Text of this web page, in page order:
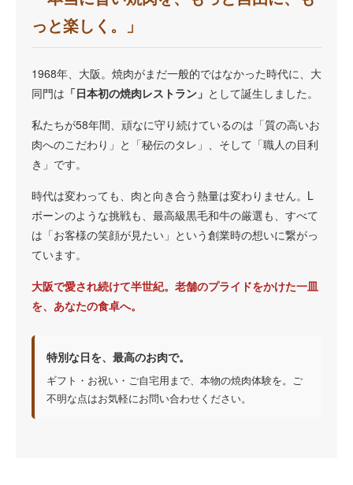
っと楽しく。」
1968年、大阪。焼肉がまだ一般的ではなかった時代に、大
同門は 「日本初の焼肉レストラン」 として誕生しました。
私たちが58年間、頑なに守り続けているのは「質の高いお
肉へのこだわり」と「秘伝のタレ」、そして「職人の目利
き」です。
時代は変わっても、肉と向き合う熱量は変わりません。L
ボーンのような挑戦も、最高級黒毛和牛の厳選も、すべて
は「お客様の笑顔が見たい」という創業時の想いに繋がっ
ています。
大阪で愛され続けて半世紀。老舗のプライドをかけた一皿
を、あなたの食卓へ。
特別な日を、最高のお肉で。
ギフト・お祝い・ご自宅用まで、本物の焼肉体験を。ご
不明な点はお気軽にお問い合わせください。